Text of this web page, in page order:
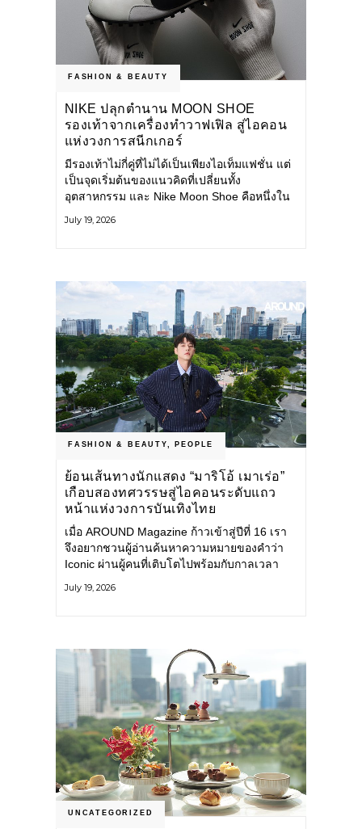
FASHION & BEAUTY
NIKE ปลุกตำนาน MOON SHOE
รองเท้าจากเครื่องทำวาฟเฟิล สู่ไอคอน
แห่งวงการสนีกเกอร์
มีรองเท้าไม่กี่คู่ที่ไม่ได้เป็นเพียงไอเท็มแฟชั่น แต่
เป็นจุดเริ่มต้นของแนวคิดที่เปลี่ยนทั้ง
อุตสาหกรรม และ Nike Moon Shoe คือหนึ่งใน
ศตวรรษก่อน กำลังกลับมาอีกครั้ง พร้อมพาเรื่อง
July 19, 2026
FASHION & BEAUTY, PEOPLE
ย้อนเส้นทางนักแสดง “มาริโอ้ เมาเร่อ”
เกือบสองทศวรรษสู่ไอคอนระดับแถว
หน้าแห่งวงการบันเทิงไทย
เมื่อ AROUND Magazine ก้าวเข้าสู่ปีที่ 16 เรา
จึงอยากชวนผู้อ่านค้นหาความหมายของคำว่า
Iconic ผ่านผู้คนที่เติบโตไปพร้อมกับกาลเวลา
คือ มาริโอ้ เมาเร่อ
July 19, 2026
UNCATEGORIZED